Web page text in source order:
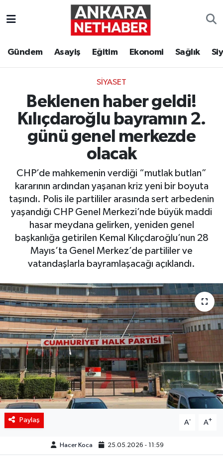
Gündem Asayiş Eğitim Ekonomi Sağlık
SIYASET
Beklenen haber geldi!
Kılıçdaroğlu bayramın 2.
günü genel merkezde
olacak
CHP’de mahkemenin verdiği “mutlak butlan”
kararının ardından yaşanan kriz yeni bir boyuta
taşındı. Polis ile partililer arasında sert arbedenin
yaşandığı CHP Genel Merkezi’nde büyük maddi
hasar meydana gelirken, yeniden genel
başkanlığa getirilen Kemal Kılıçdaroğlu’nun 28
Mayıs’ta Genel Merkez’de partililer ve
vatandaşlarla bayramlaşacağı açıklandı.
Paylaş A- A+
Hacer Koca 25.05.2026 - 11:59
Ekonomi
Gündem
Resmi İlanlar
Sağlık
Siyaset
Spor
Teknoloji
Yaşam
Ankara Hava Durumu
Tüm Manşetler
Son Dakika Haberleri